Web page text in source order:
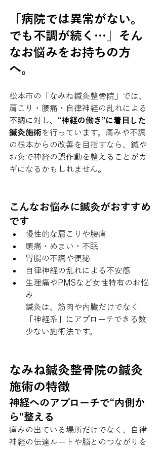
「病院では異常がない。
でも不調が続く…」そん
なお悩みをお持ちの方
へ。
松本市の「なみね鍼灸整骨院」では、
肩こり・腰痛・自律神経の乱れによる
不調に対し、 “神経の働き”に着目した
鍼灸施術を行っています。痛みや不調
の根本からの改善を目指すなら、鍼や
お灸で神経の誤作動を整えることがカ
ギになるかもしれません。
こんなお悩みに鍼灸がおすすめ
です
慢性的な肩こりや腰痛
頭痛・めまい・不眠
胃腸の不調や便秘
自律神経の乱れによる不安感
生理痛やPMSなど女性特有のお悩
み
鍼灸は、筋肉や内臓だけでなく
「神経系」にアプローチできる数
少ない施術法です。
なみね鍼灸整骨院の鍼灸
施術の特徴
神経へのアプローチで“内側か
ら”整える
痛みの出ている場所だけでなく、自律
神経の伝達ルートや脳とのつながりを